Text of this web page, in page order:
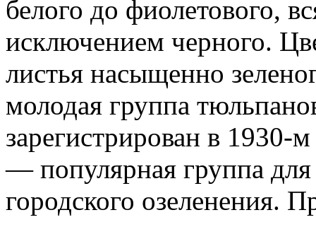
белого до фиолетового,
исключением черного.
листья насыщенно
молодая группа
зарегистрирован в 1930-
— популярная группа
городского озеленения.